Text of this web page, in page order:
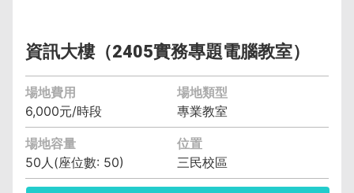
資訊大樓（2405實務專題電腦教室）
場地費用
場地類型
6,000元/時段
專業教室
場地容量
位置
50人(座位數: 50)
三民校區